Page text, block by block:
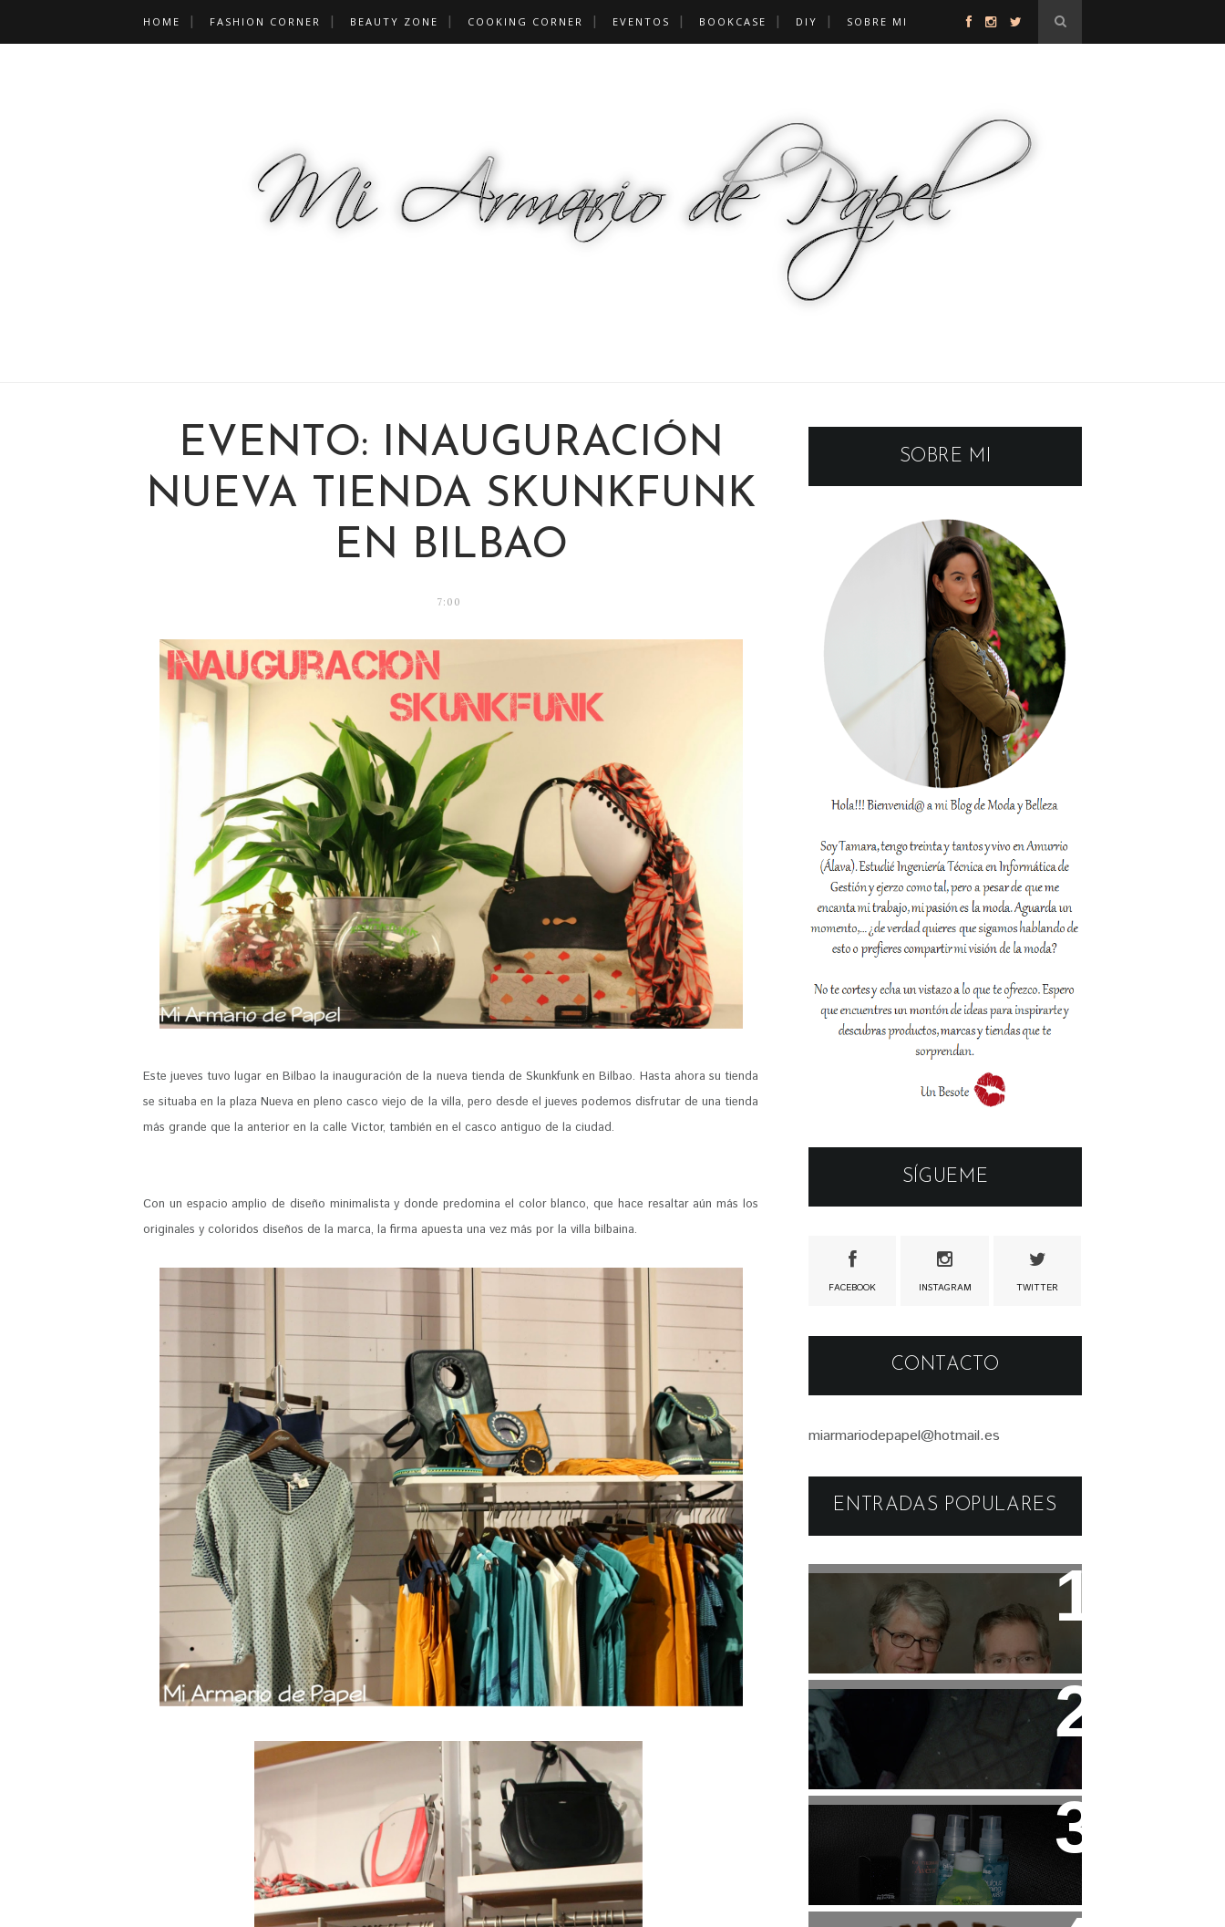
HOME FASHION CORNER BEAUTY ZONE COOKING CORNER EVENTOS BOOKCASE DIY SOBRE MI
EVENTO: INAUGURACIÓN
NUEVA TIENDA SKUNKFUNK
EN BILBAO
7:00
Este jueves tuvo lugar en Bilbao la inauguración de la nueva tienda de Skunkfunk en Bilbao. Hasta ahora su tienda
se situaba en la plaza Nueva en pleno casco viejo de la villa, pero desde el jueves podemos disfrutar de una tienda
más grande que la anterior en la calle Victor, también en el casco antiguo de la ciudad.
Con un espacio amplio de diseño minimalista y donde predomina el color blanco, que hace resaltar aún más los
originales y coloridos diseños de la marca, la firma apuesta una vez más por la villa bilbaina.
SOBRE MI
SÍGUEME
FACEBOOK INSTAGRAM TWITTER
CONTACTO
miarmariodepapel@hotmail.es
ENTRADAS POPULARES
Libros: Serie Pendergast de
Douglas Preston y Lincoln
Tip: Cuidado con las
Sneakers de HAKEI
Beauty: Mi "Rutina" Facial